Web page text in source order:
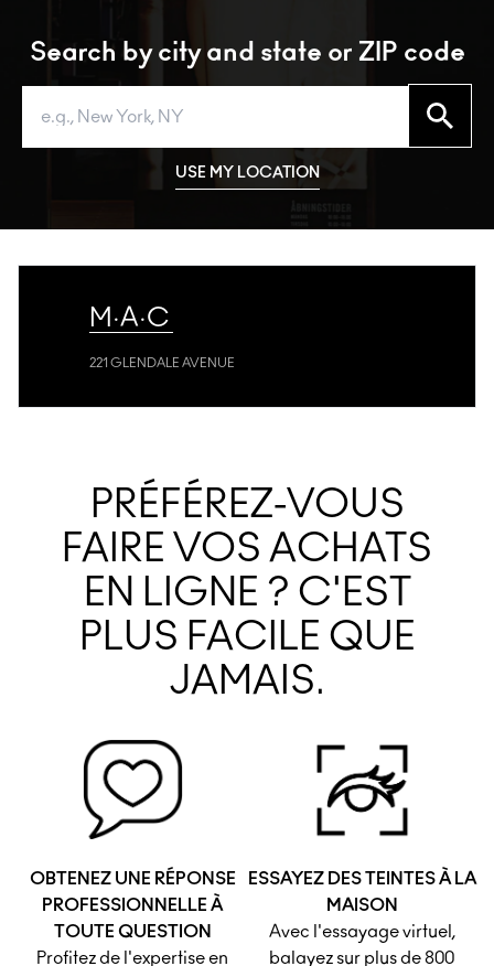
Search by city and state or ZIP code
USE MY LOCATION
M·A·C
221 GLENDALE AVENUE
PRÉFÉREZ-VOUS
FAIRE VOS ACHATS
EN LIGNE ? C'EST
PLUS FACILE QUE
JAMAIS.
OBTENEZ UNE RÉPONSE
PROFESSIONNELLE À
TOUTE QUESTION
Profitez de l'expertise en
ESSAYEZ DES TEINTES À LA
MAISON
Avec l'essayage virtuel,
balayez sur plus de 800